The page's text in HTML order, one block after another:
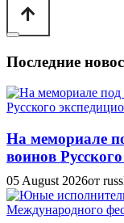
Последние
На мемориале
воинов
05 August 2026от